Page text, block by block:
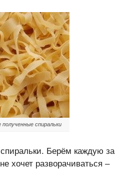
полученные спиральки
Берём каждую за
хочет разворачиваться –